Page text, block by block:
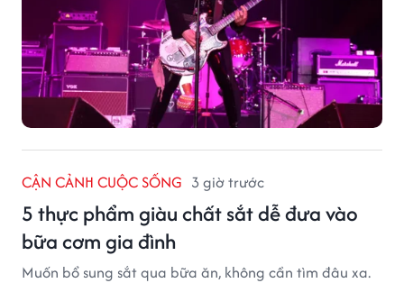
CẬN CẢNH CUỘC SỐNG 3 giờ trước
5 thực phẩm giàu chất sắt dễ đưa vào
bữa cơm gia đình
Muốn bổ sung sắt qua bữa ăn, không cần tìm đâu xa.